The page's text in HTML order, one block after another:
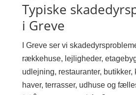
Typiske
i Greve
I Greve ser vi
rækkehuse, lejligheder,
udlejning, restauranter, butikker,
haver, terrasser, udhuse og